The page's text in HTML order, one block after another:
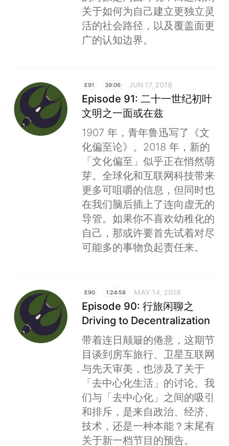
关于如何为自己建立更独立灵
活的社会路径，以及覆盖面更
广的认知边界。
E91 39:06 JUN 17, 2018
Episode 91: 二十一世纪初叶
文明之一面或在兹
1907 年，青年鲁迅写了《文
化偏至论》。2018 年，新的
「文化偏至」似乎正在悄然萌
芽。全球化和互联网科技带来
更多可咀嚼的信息，但同时也
在我们脑后插上了连向虚无的
导管。如果你不喜欢幼稚化的
自己，那或许要首先试着对尽
可能多的事物负起责任来。
E90 1:24:58 MAY 14, 2018
Episode 90: 行旅闲聊之
Driving to Decentralization
带着连日颠簸的倦意，这期节
目谈到房车旅行、卫星互联网
与先天审美，也涉及了关于
「去中心化生活」的讨论。我
们与「去中心化」之间的吸引
和排斥，是来自政治、经济、
技术，还是一种本能？末尾有
关于新一档节目的预告。